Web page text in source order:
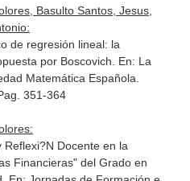
Basulto Santos, Jesus,
de regresión lineal: la
por Boscovich. En: La
Matemática Española
351-364
Docente en la
Financieras" del Grado en